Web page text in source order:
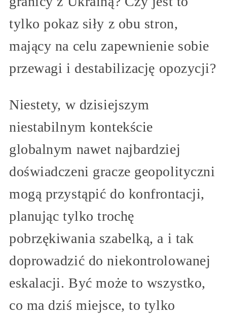
tylko pokaz siły z obu stron,
mający na celu zapewnienie sobie
przewagi i destabilizację opozycji?
Niestety, w dzisiejszym
niestabilnym kontekście
globalnym nawet najbardziej
doświadczeni gracze geopolityczni
mogą przystąpić do konfrontacji,
planując tylko trochę
pobrzękiwania szabelką, a i tak
doprowadzić do niekontrolowanej
eskalacji. Być może to wszystko,
co ma dziś miejsce, to tylko